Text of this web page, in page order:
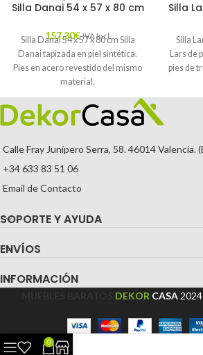
Silla Danai 54 x 57 x 80 cm
157,30€ IVA Incl.
Silla Danai 54 x 57 x 80 cm Silla
Danai tapizada en piel sintética.
Pies en acero revestido del mismo
material.
Silla
Silla
Lars de
pies de
Calle Fray Junípero Serra, 58. 46014 Valencia.
+34 633 83 51 06
Email de Contacto
SOPORTE Y AYUDA
ENVÍOS
INFORMACIÓN
DEKOR CASA 2024
0